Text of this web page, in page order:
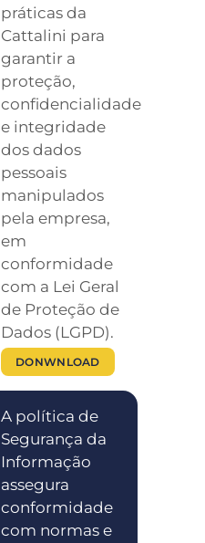
práticas da
Cattalini para
garantir a
proteção,
confidencialidade
e integridade
dos dados
pessoais
manipulados
pela empresa,
em
conformidade
com a Lei Geral
de Proteção de
Dados (LGPD).
DONWNLOAD
A política de
Segurança da
Informação
assegura
conformidade
com normas e